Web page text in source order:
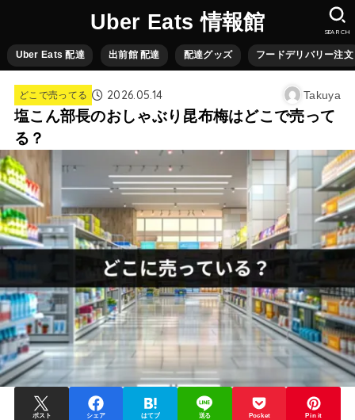
Uber Eats 情報館
Uber Eats 配達 出前館 配達 配達グッズ フードデリバリー注文
SEARCH
どこで売ってる 2026.05.14 Takuya
塩こん部長のおしゃぶり昆布梅はどこで売って
る？
ポスト シェア はてブ 送る Pocket Pin it